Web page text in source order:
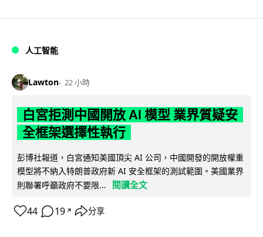
人工智能
Lawton 22 小時
白宮拒測中國開放 AI 模型 業界質疑安
全框架選擇性執行
彭博社報道，白宮通知美國頂尖 AI 公司，中國開發的開放權重
模型將不納入特朗普政府新 AI 安全框架的測試範圍。美國業界
則聯署呼籲政府不要限...
閱讀全文
44 19 ↗ 分享